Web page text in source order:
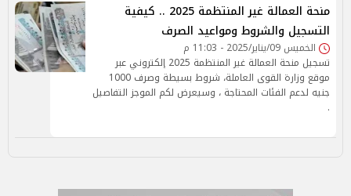
منحة العمالة غير المنتظمة 2025 .. كيفية
التسجيل والشروط ومواعيد الصرف
الخميس 09/يناير/2025 - 11:03 م
تسجيل منحة العمالة غير المنتظمة 2025 إلكتروني عبر
موقع وزارة القوى العاملة، شروط بسيطة وصرف 1000
جنيه لدعم الفئات المحتاجة ، وسيعرض لكم الموجز التفاصيل
.